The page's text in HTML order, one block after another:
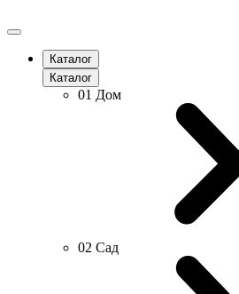
Каталог
Каталог
01 Дом
02 Сад